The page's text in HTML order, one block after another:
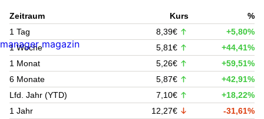
Zeitraum Kurs
%
1 Tag
8,39€
+5,80%
1 Woche
5,81€
+44,41%
1 Monat
5,26€
+59,51%
6 Monate
5,87€
+42,91%
Lfd. Jahr (YTD)
7,10€
+18,22%
1 Jahr
12,27€
-31,61%
manager magazin